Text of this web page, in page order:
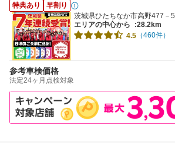
特典あり
早割り
茨城県ひたちなか市高野477－5
エリアの中心から
:28.2km
4.5 （460件）
参考車検価格
法定24ヶ月点検対象